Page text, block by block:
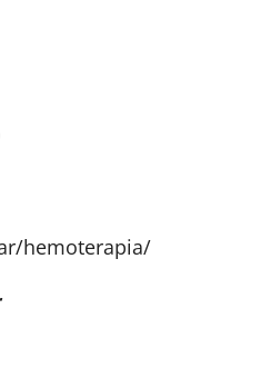
hemoterapia/